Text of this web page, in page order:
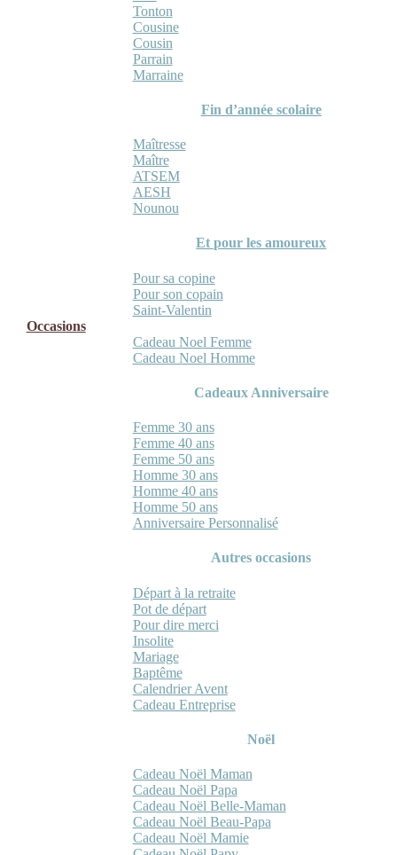
Tonton
Cousine
Cousin
Parrain
Marraine
Fin d’année scolaire
Maîtresse
Maître
ATSEM
AESH
Nounou
Et pour les amoureux
Pour sa copine
Pour son copain
Saint-Valentin
Occasions
Cadeau Noel Femme
Cadeau Noel Homme
Cadeaux Anniversaire
Femme 30 ans
Femme 40 ans
Femme 50 ans
Homme 30 ans
Homme 40 ans
Homme 50 ans
Anniversaire Personnalisé
Autres occasions
Départ à la retraite
Pot de départ
Pour dire merci
Insolite
Mariage
Baptême
Calendrier Avent
Cadeau Entreprise
Noël
Cadeau Noël Maman
Cadeau Noël Papa
Cadeau Noël Belle-Maman
Cadeau Noël Beau-Papa
Cadeau Noël Mamie